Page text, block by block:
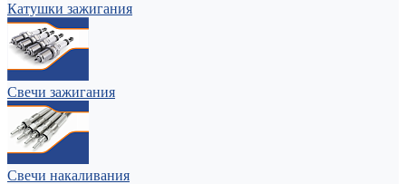
Катушки зажигания
Свечи зажигания
Свечи накаливания